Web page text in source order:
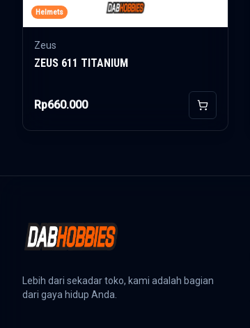
Helmets
Zeus
ZEUS 611 TITANIUM
Rp660.000 Add to Cart
Lebih dari sekadar toko, kami adalah bagian
dari gaya hidup Anda.